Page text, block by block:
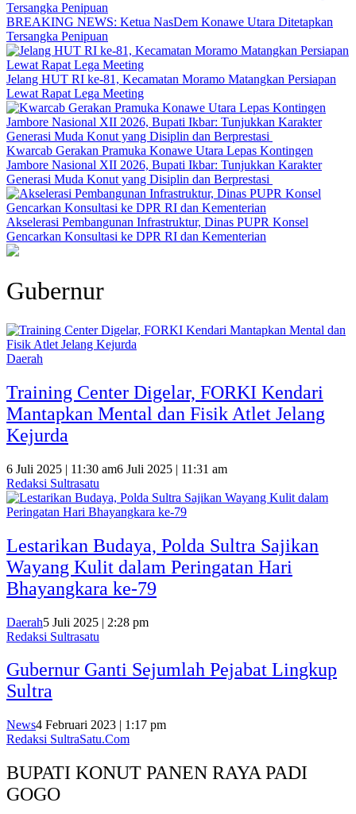
BREAKING NEWS: Ketua NasDem Konawe Utara Ditetapkan
Tersangka Penipuan
‎Jelang HUT RI ke-81, Kecamatan Moramo Matangkan Persiapan
Lewat Rapat Lega Meeting
‎Kwarcab Gerakan Pramuka Konawe Utara Lepas Kontingen
Jambore Nasional XII 2026, Bupati Ikbar: Tunjukkan Karakter
Generasi Muda Konut yang Disiplin dan Berprestasi ‎
Akselerasi Pembangunan Infrastruktur, Dinas PUPR Konsel
Gencarkan Konsultasi ke DPR RI dan Kementerian
Gubernur
Daerah
Training Center Digelar, FORKI Kendari
Mantapkan Mental dan Fisik Atlet Jelang
Kejurda
6 Juli 2025 | 11:30 am6 Juli 2025 | 11:31 am
Redaksi Sultrasatu
Lestarikan Budaya, Polda Sultra Sajikan
Wayang Kulit dalam Peringatan Hari
Bhayangkara ke-79
Daerah5 Juli 2025 | 2:28 pm
Redaksi Sultrasatu
Gubernur Ganti Sejumlah Pejabat Lingkup
Sultra
News4 Februari 2023 | 1:17 pm
Redaksi SultraSatu.Com
BUPATI KONUT PANEN RAYA PADI
GOGO